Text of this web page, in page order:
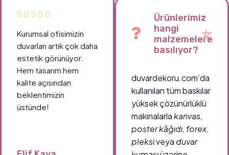
Kurumsal ofisimizin
duvarları artık çok daha
estetik görünüyor.
Hem tasarım hem
kalite açısından
beklentimizin
üstünde!
Ürünlerimiz
hangi
malzemelere
basılıyor?
duvardekoru.com’da
kullanılan tüm baskılar
yüksek çözünürlüklü
makinalarlakanvas,
poster kâğıdı, forex,
pleksiveya duvar